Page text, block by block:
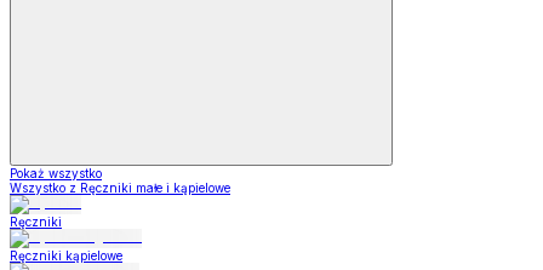
Pokaż wszystko
Wszystko z Ręczniki małe i kąpielowe
Ręczniki
Ręczniki kąpielowe